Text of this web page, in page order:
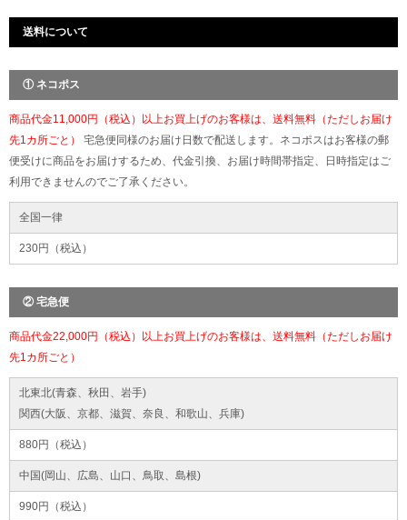
送料について
① ネコポス
商品代金11,000円（税込）以上お買上げのお客様は、送料無料（ただしお届け
先1カ所ごと） 宅急便同様のお届け日数で配送します。ネコポスはお客様の郵
便受けに商品をお届けするため、代金引換、お届け時間帯指定、日時指定はご
利用できませんのでご了承ください。
全国一律
230円（税込）
② 宅急便
商品代金22,000円（税込）以上お買上げのお客様は、送料無料（ただしお届け
先1カ所ごと）
北東北(青森、秋田、岩手)
関西(大阪、京都、滋賀、奈良、和歌山、兵庫)
880円（税込）
中国(岡山、広島、山口、鳥取、島根)
990円（税込）